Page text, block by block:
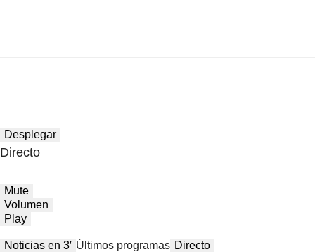
Desplegar
Directo
Mute
Volumen
Play
Noticias en 3′ Últimos programas Directo